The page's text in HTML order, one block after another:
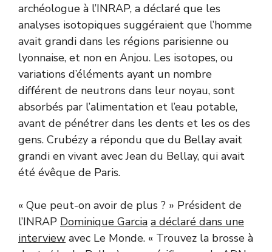
archéologue à l’INRAP, a déclaré que les
analyses isotopiques suggéraient que l’homme
avait grandi dans les régions parisienne ou
lyonnaise, et non en Anjou. Les isotopes, ou
variations d’éléments ayant un nombre
différent de neutrons dans leur noyau, sont
absorbés par l’alimentation et l’eau potable,
avant de pénétrer dans les dents et les os des
gens. Crubézy a répondu que du Bellay avait
grandi en vivant avec Jean du Bellay, qui avait
été évêque de Paris.
« Que peut-on avoir de plus ? » Président de
l’INRAP Dominique Garcia a déclaré dans une
interview avec Le Monde. « Trouvez la brosse à